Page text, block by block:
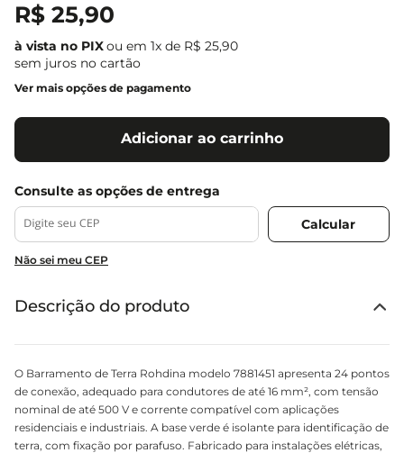
R$ 25,90
ou em 1x de R$ 25,90
sem juros no cartão
Ver mais opções de pagamento
Adicionar ao carrinho
Não sei meu CEP
Descrição do produto
O Barramento de Terra Rohdina modelo 7881451 apresenta 24 pontos
de conexão, adequado para condutores de até 16 mm², com tensão
nominal de até 500 V e corrente compatível com aplicações
residenciais e industriais. A base verde é isolante para identificação de
terra, com fixação por parafuso. Fabricado para instalações elétricas,